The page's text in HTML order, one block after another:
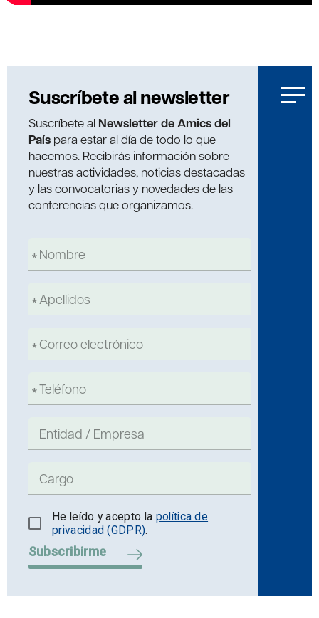
Suscríbete al newsletter
Suscríbete al Newsletter de Amics del
País para estar al día de todo lo que
hacemos. Recibirás información sobre
nuestras actividades, noticias destacadas
y las convocatorias y novedades de las
conferencias que organizamos.
He leído y acepto la política de
privacidad (GDPR).
Subscribirme